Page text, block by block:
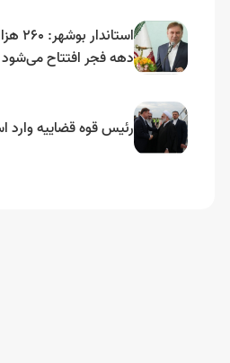
دهه فجر افتتاح می‌شود
رئیس قوه قضاییه وارد